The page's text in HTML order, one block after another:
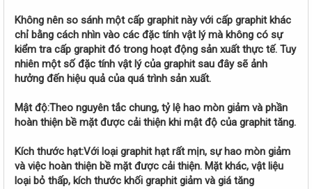
Không nên so sánh một cấp graphit này với cấp graphit khác
chỉ bằng cách nhìn vào các đặc tính vật lý mà không có sự
kiểm tra cấp graphit đó trong hoạt động sản xuất thực tế. Tuy
nhiên một số đặc tính vật lý của graphit sau đây sẽ ảnh
hưởng đến hiệu quả của quá trình sản xuất.
Mật độ:Theo nguyên tắc chung, tỷ lệ hao mòn giảm và phần
hoàn thiện bề mặt được cải thiện khi mật độ của graphit tăng.
Kích thước hạt:Với loại graphit hạt rất mịn, sự hao mòn giảm
và việc hoàn thiện bề mặt được cải thiện. Mặt khác, vật liệu
loại bỏ thấp, kích thước khối graphit giảm và giá tăng